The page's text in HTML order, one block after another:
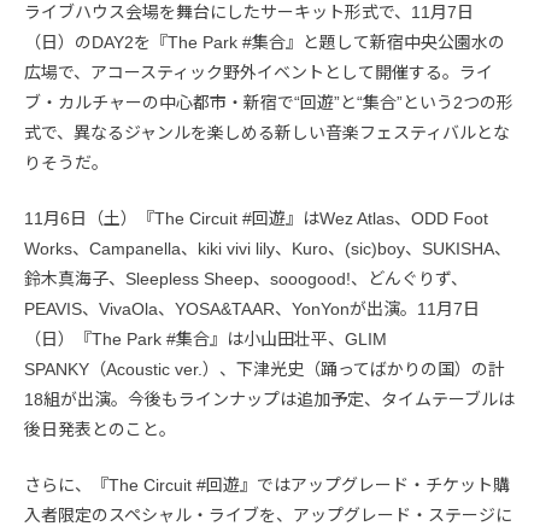
ライブハウス会場を舞台にしたサーキット形式で、11月7日
（日）のDAY2を『The Park #集合』と題して新宿中央公園水の
広場で、アコースティック野外イベントとして開催する。ライ
ブ・カルチャーの中心都市・新宿で“回遊”と“集合”という2つの形
式で、異なるジャンルを楽しめる新しい音楽フェスティバルとな
りそうだ。
11月6日（土）『The Circuit #回遊』はWez Atlas、ODD Foot
Works、Campanella、kiki vivi lily、Kuro、(sic)boy、SUKISHA、
鈴木真海子、Sleepless Sheep、sooogood!、どんぐりず、
PEAVIS、VivaOla、YOSA&TAAR、YonYonが出演。11月7日
（日）『The Park #集合』は小山田壮平、GLIM
SPANKY（Acoustic ver.）、下津光史（踊ってばかりの国）の計
18組が出演。今後もラインナップは追加予定、タイムテーブルは
後日発表とのこと。
さらに、『The Circuit #回遊』ではアップグレード・チケット購
入者限定のスペシャル・ライブを、アップグレード・ステージに